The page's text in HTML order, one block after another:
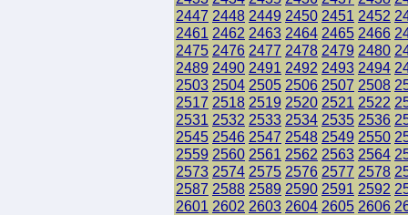
2447 2448 2449 2450 2451 2452
2461 2462 2463 2464 2465 2466
2475 2476 2477 2478 2479 2480
2489 2490 2491 2492 2493 2494
2503 2504 2505 2506 2507 2508
2517 2518 2519 2520 2521 2522
2531 2532 2533 2534 2535 2536
2545 2546 2547 2548 2549 2550
2559 2560 2561 2562 2563 2564
2573 2574 2575 2576 2577 2578
2587 2588 2589 2590 2591 2592
2601 2602 2603 2604 2605 2606